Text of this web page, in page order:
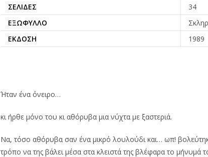
ΣΕΛΊΔΕΣ
34
ΕΞΏΦΥΛΛΟ
ΈΚΔΟΣΗ
1989
Ήταν ένα όνειρο…
κι ήρθε μόνο του κι αθόρυβα μια νύχτα με ξαστεριά.
Να, τόσο αθόρυβα σαν ένα μικρό λουλούδι και… ωπ!
τρόπο να της βάλει μέσα στα κλειστά της βλέφαρα το μήνυμά